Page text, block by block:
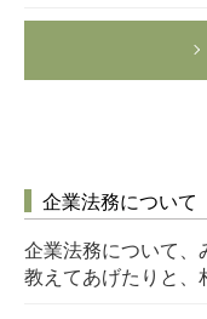
企業法務について
企業法務について、
教えてあげたりと、